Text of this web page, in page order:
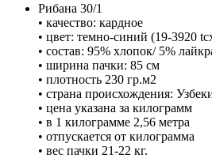
Рибана 30/1
• качество: кардное
• цвет: темно-синий (19-3920
• состав: 95% хлопок/ 5%
• ширина пачки: 85 см
• плотность 230 гр.м2
• страна происхождения:
• цена указана за килограмм
• в 1 килограмме 2,56 метра
• отпускается от килограмма
• вес пачки 21-22 кг.